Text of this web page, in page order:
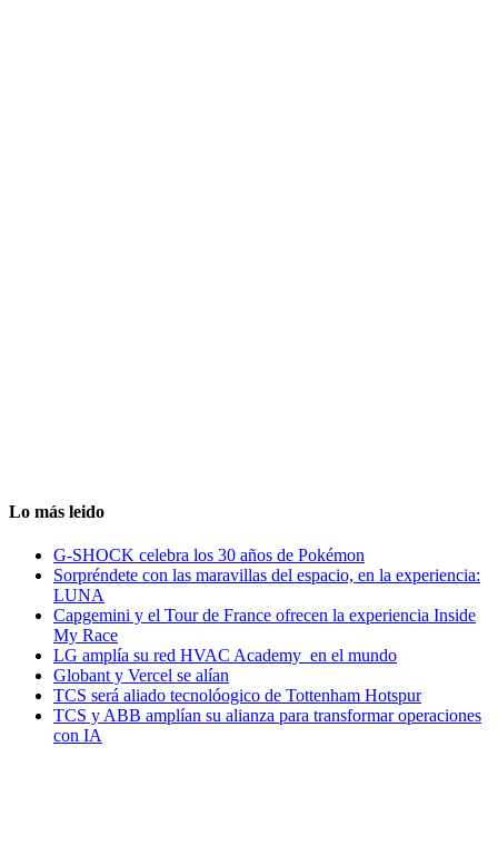
Lo más leido
G-SHOCK celebra los 30 años de Pokémon
Sorpréndete con las maravillas del espacio, en la experiencia:
LUNA
Capgemini y el Tour de France ofrecen la experiencia Inside
My Race
LG amplía su red HVAC Academy en el mundo
Globant y Vercel se alían
TCS será aliado tecnolóogico de Tottenham Hotspur
TCS y ABB amplían su alianza para transformar operaciones
con IA